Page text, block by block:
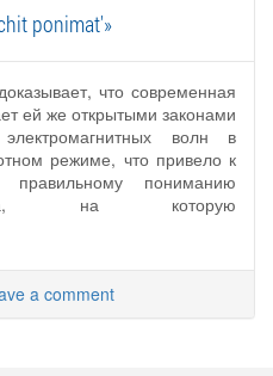
ponimat'»
что современная
ей же открытыми законами
электромагнитных волн в
режиме, что привело к
пониманию
на которую
a comment